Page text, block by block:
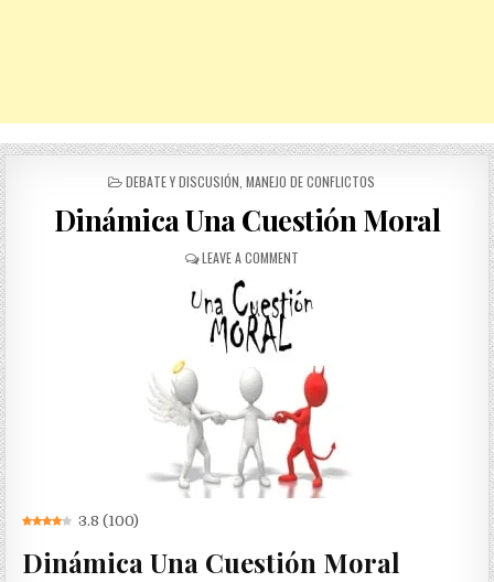
POSTED
DEBATE Y DISCUSIÓN MANEJO DE CONFLICTOS
Dinámica Una Cuestión Moral
LEAVE A COMMENTON
UNA
CUESTIÓN
3.8 (100)
Dinámica Una Cuestión Moral